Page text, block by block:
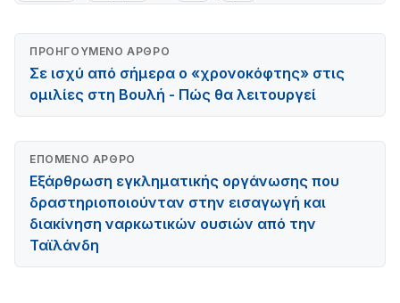
ΠΡΟΗΓΟΎΜΕΝΟ ΆΡΘΡΟ
Σε ισχύ από σήμερα ο «χρονοκόφτης» στις
ομιλίες στη Βουλή - Πώς θα λειτουργεί
ΕΠΌΜΕΝΟ ΆΡΘΡΟ
Εξάρθρωση εγκληματικής οργάνωσης που
δραστηριοποιούνταν στην εισαγωγή και
διακίνηση ναρκωτικών ουσιών από την
Ταϊλάνδη